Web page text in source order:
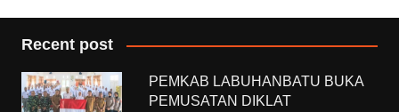
Recent post
PEMKAB LABUHANBATU BUKA
PEMUSATAN DIKLAT